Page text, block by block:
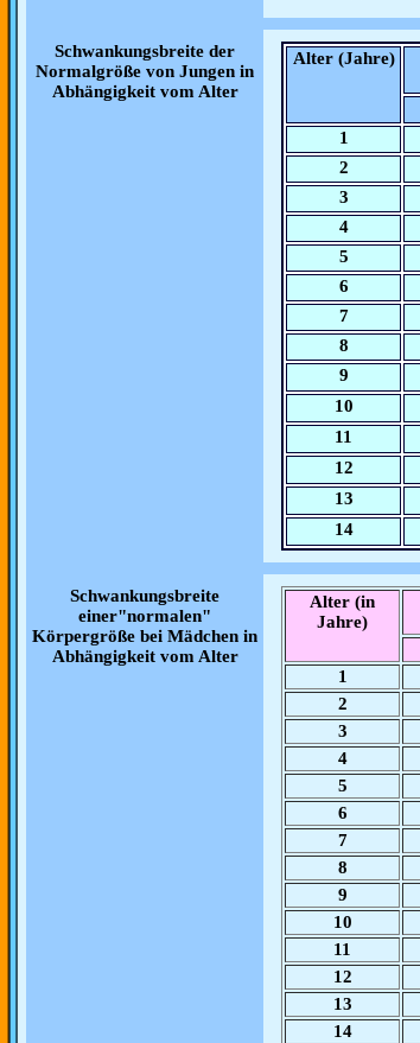
Schwankungsbreite der
Normalgröße von Jungen in
Abhängigkeit vom Alter
Alter (Jahre)
1
2
3
4
5
6
7
8
9
10
11
12
13
14
Schwankungsbreite
einer"normalen"
Körpergröße bei Mädchen in
Abhängigkeit vom Alter
Alter (in
Jahre)
1
2
3
4
5
6
7
8
9
10
11
12
13
14